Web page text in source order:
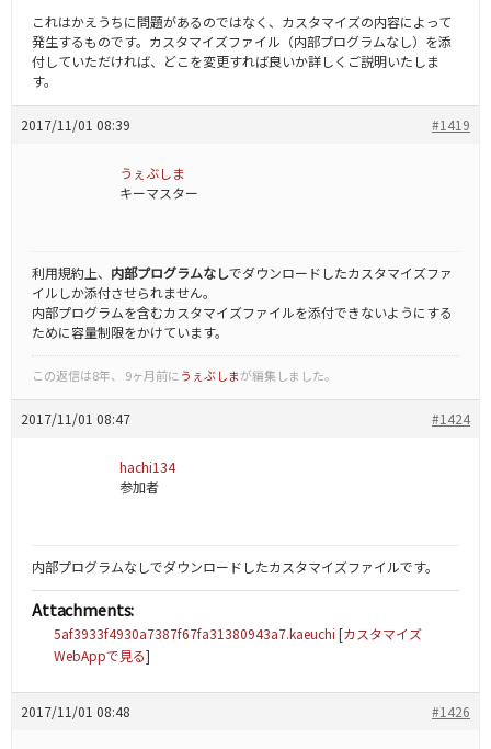
これはかえうちに問題があるのではなく、カスタマイズの内容によって
発生するものです。カスタマイズファイル（内部プログラムなし）を添
付していただければ、どこを変更すれば良いか詳しくご説明いたしま
す。
2017/11/01 08:39 #1419
うぇぶしま
キーマスター
利用規約上、 内部プログラムなしでダウンロードしたカスタマイズファ
イルしか添付させられません。
内部プログラムを含むカスタマイズファイルを添付できないようにする
ために容量制限をかけています。
この返信は8年、 9ヶ月前にうぇぶしまが編集しました。
2017/11/01 08:47 #1424
hachi134
参加者
内部プログラムなしでダウンロードしたカスタマイズファイルです。
Attachments:
5af3933f4930a7387f67fa31380943a7.kaeuchi [カスタマイズ
WebAppで見る]
2017/11/01 08:48 #1426